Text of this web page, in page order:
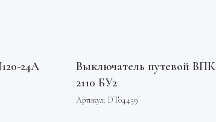
24A
Выключатель путевой ВПК
2110 БУ2
Артикул: DT04459